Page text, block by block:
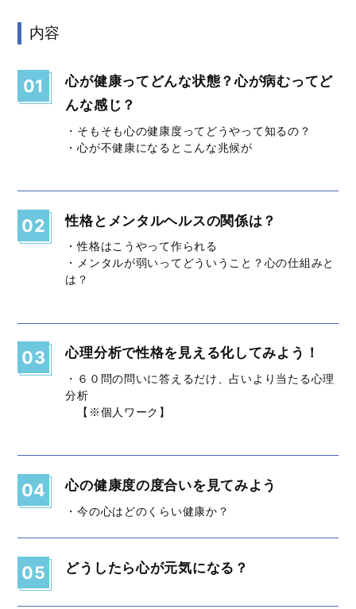
内容
01
心が健康ってどんな状態？心が病むってど
んな感じ？
・そもそも心の健康度ってどうやって知るの？
・心が不健康になるとこんな兆候が
02 性格とメンタルヘルスの関係は？
・性格はこうやって作られる
・メンタルが弱いってどういうこと？心の仕組みと
は？
03 心理分析で性格を見える化してみよう！
・６０問の問いに答えるだけ、占いより当たる心理
分析
【※個人ワーク】
04 心の健康度の度合いを見てみよう
・今の心はどのくらい健康か？
05 どうしたら心が元気になる？